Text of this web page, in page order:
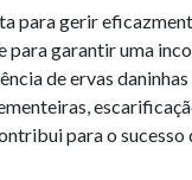
para gerir
garantir uma
de ervas
para o sucesso